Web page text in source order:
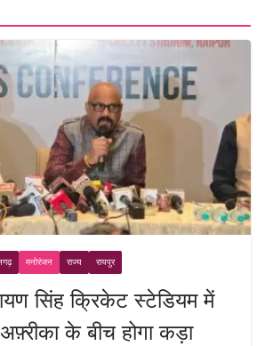
मनोरंजन राज्य रायपुर
सिंह क्रिकेट स्टेडियम में
के बीच होगा कड़ा